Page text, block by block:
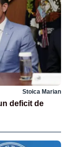
Stoica Marian
deficit de